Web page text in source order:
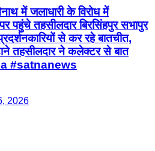
में जलाधारी के विरोध में
पहुंचे तहसीलदार बिरसिंहपुर सभापुर
से कर रहे बातचीत,
तहसीलदार ने कलेक्टर से बात
#satnanews
2026